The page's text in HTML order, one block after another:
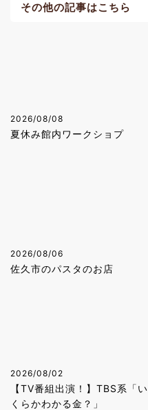
その他の記事はこちら
2026/08/08
夏休み館内ワークショプ
2026/08/06
佐久市のパスタのお店
2026/08/02
【TV番組出演！】TBS系「い
くらかわかる金？」